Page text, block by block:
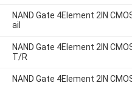
NAND Gate 4Element 2IN
ail
NAND Gate 4Element 2IN
T/R
NAND Gate 4Element 2IN